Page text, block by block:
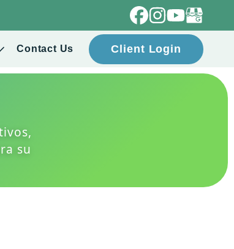
Contact Us Client Login
su